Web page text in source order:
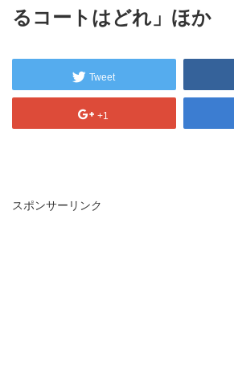
るコートはどれ」ほか
Tweet
+1
スポンサーリンク